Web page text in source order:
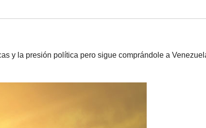
y la presión política pero sigue comprándole a